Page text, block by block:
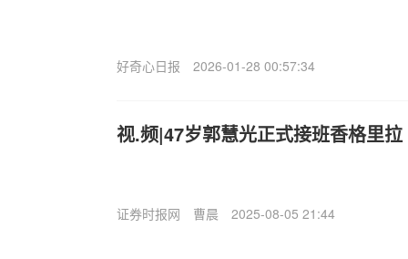
好奇心日报 2026-01-28 00:57:34
视.频|47岁郭慧光正式接班香格里拉
证券时报网 曹晨 2025-08-05 21:44